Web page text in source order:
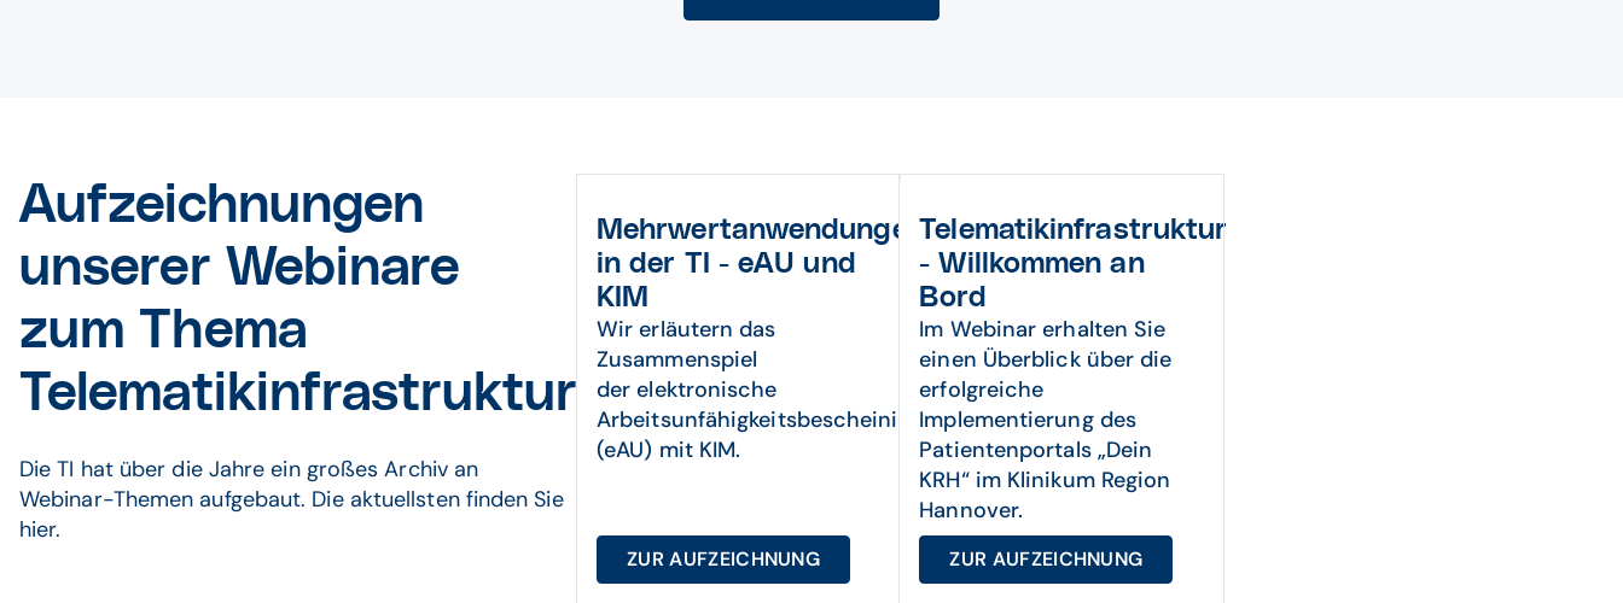
Aufzeichnungen
unserer Webinare
zum Thema
Telematikinfrastruktur
Die TI hat über die Jahre ein großes Archiv an
Webinar-Themen aufgebaut. Die aktuellsten finden Sie
hier.
Mehrwertanwendungen
in der TI - eAU und
KIM
Wir erläutern das
Zusammenspiel
der elektronische
Arbeitsunfähigkeitsbescheinigung
(eAU) mit KIM.
ZUR AUFZEICHNUNG
Telematikinfrastruktur
- Willkommen an
Bord
Im Webinar erhalten Sie
einen Überblick über die
erfolgreiche
Implementierung des
Patientenportals „Dein
KRH“ im Klinikum Region
Hannover.
ZUR AUFZEICHNUNG